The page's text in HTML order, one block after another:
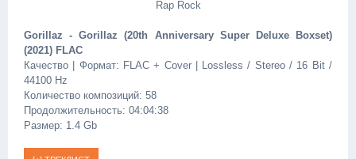
Rap Rock
Gorillaz - Gorillaz (20th Anniversary Super Deluxe Boxset)
(2021) FLAC
Качество | Формат: FLAC + Cover | Lossless / Stereo / 16 Bit /
44100 Hz
Количество композиций: 58
Продолжительность: 04:04:38
Размер: 1.4 Gb